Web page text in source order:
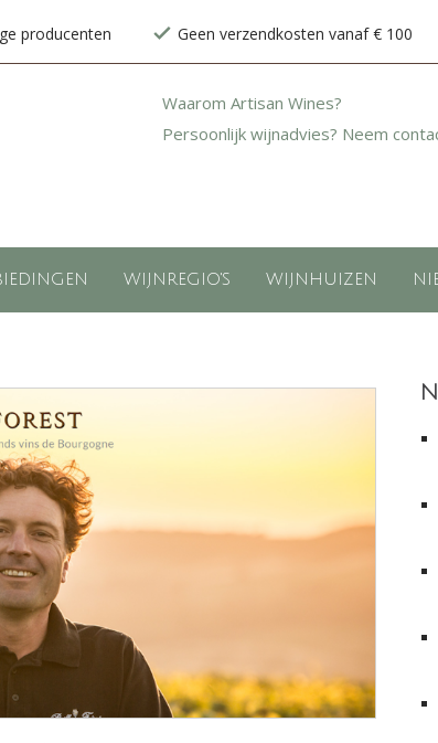
producenten Geen verzendkosten vanaf € 100
Waarom Artisan Wines?
Persoonlijk wijnadvies? Neem
WIJNREGIO'S WIJNHUIZEN